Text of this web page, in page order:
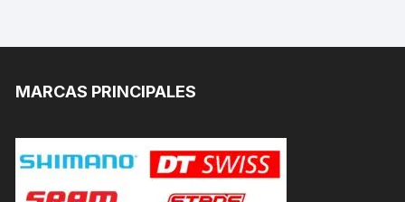
MARCAS PRINCIPALES